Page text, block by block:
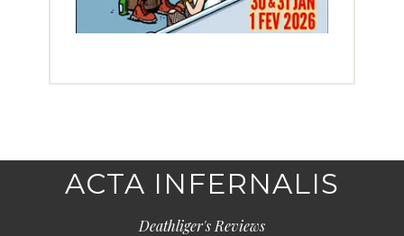
ACTA INFERNALIS
Deathliger's Reviews